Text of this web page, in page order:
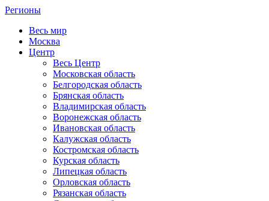
Регионы
Весь мир
Москва
Центр
Весь Центр
Московская область
Белгородская область
Брянская область
Владимирская область
Воронежская область
Ивановская область
Калужская область
Костромская область
Курская область
Липецкая область
Орловская область
Рязанская область